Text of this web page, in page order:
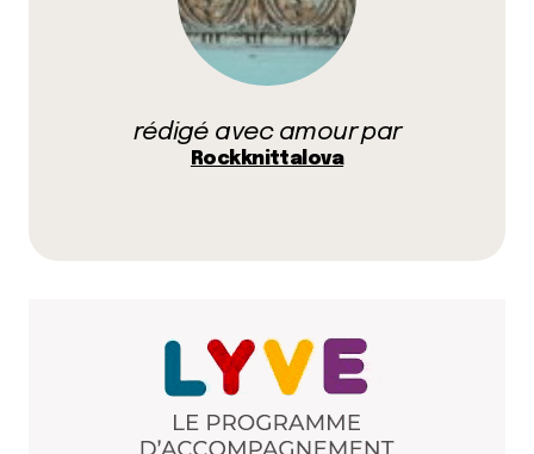
m. ? Allez, poubelle modération ! ?
Rockaknittalova
24 février 2016 à 14 h 48 min
regardez ici :
http://forum.hardware.fr/hfr/Discussions/
maison-sujet_28563_1.htm
et dans les deux dernieres pages, une allusion
24 février 2016 à 23 h 06 min
rédigé avec amour par
Rockknittalova